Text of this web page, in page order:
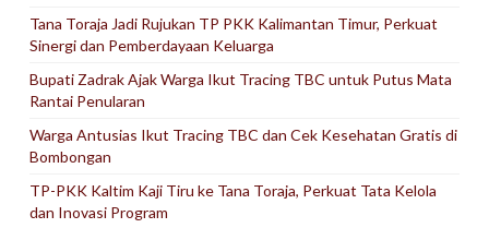
Tana Toraja Jadi Rujukan TP PKK Kalimantan Timur, Perkuat
Sinergi dan Pemberdayaan Keluarga
Bupati Zadrak Ajak Warga Ikut Tracing TBC untuk Putus Mata
Rantai Penularan
Warga Antusias Ikut Tracing TBC dan Cek Kesehatan Gratis di
Bombongan
TP-PKK Kaltim Kaji Tiru ke Tana Toraja, Perkuat Tata Kelola
dan Inovasi Program